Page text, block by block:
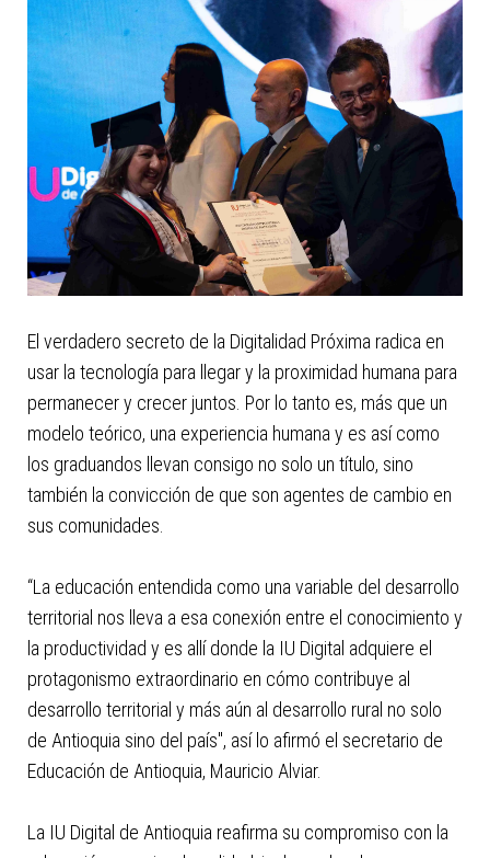
El verdadero secreto de la Digitalidad Próxima radica en
usar la tecnología para llegar y la proximidad humana para
permanecer y crecer juntos. Por lo tanto es, más que un
modelo teórico, una experiencia humana y es así como
los graduandos llevan consigo no solo un título, sino
también la convicción de que son agentes de cambio en
sus comunidades.
“La educación entendida como una variable del desarrollo
territorial nos lleva a esa conexión entre el conocimiento y
la productividad y es allí donde la IU Digital adquiere el
protagonismo extraordinario en cómo contribuye al
desarrollo territorial y más aún al desarrollo rural no solo
de Antioquia sino del país", así lo afirmó el secretario de
Educación de Antioquia, Mauricio Alviar.
La IU Digital de Antioquia reafirma su compromiso con la